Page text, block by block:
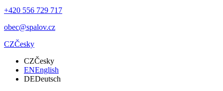
+420 556 729 717
obec@spalov.cz
CZČesky
CZČesky
ENEnglish
DEDeutsch